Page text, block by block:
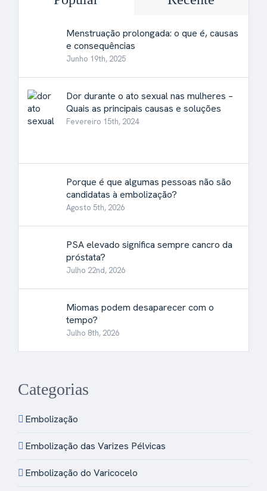
Menstruação prolongada: o que é, causas
e consequências
Junho 19th, 2025
Dor durante o ato sexual nas mulheres –
Quais as principais causas e soluções
Fevereiro 15th, 2024
Porque é que algumas pessoas não são
candidatas à embolização?
Agosto 5th, 2026
PSA elevado significa sempre cancro da
próstata?
Julho 22nd, 2026
Miomas podem desaparecer com o
tempo?
Julho 8th, 2026
Categorias
Embolização
Embolização das Varizes Pélvicas
Embolização do Varicocelo